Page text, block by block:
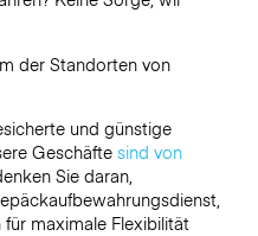
der Standorten von
und günstige
Geschäfte sind von
Sie daran,
maximale Flexibilität